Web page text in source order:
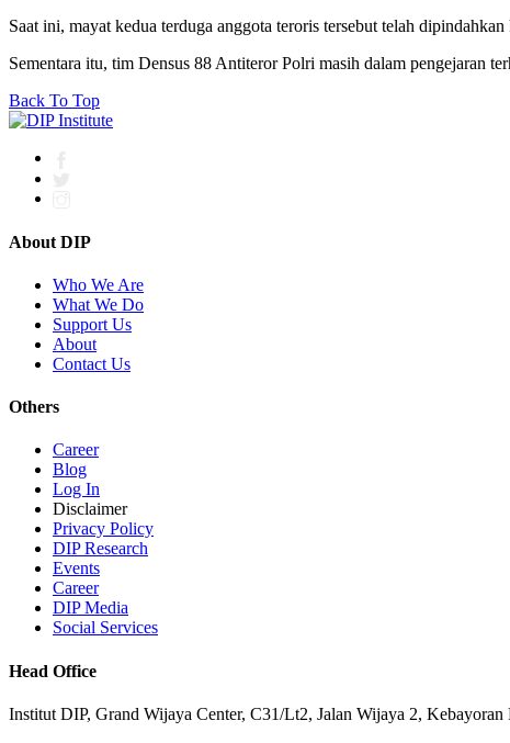
Saat ini, mayat kedua terduga anggota teroris tersebut telah
Sementara itu, tim Densus 88 Antiteror Polri masih dalam pengejaran
Back To Top
About DIP
Who We Are
What We Do
Support Us
About
Contact Us
Others
Career
Blog
Log In
Disclaimer
Privacy Policy
DIP Research
Events
Career
DIP Media
Social Services
Head Office
Institut DIP, Grand Wijaya Center, C31/Lt2, Jalan Wijaya 2, Kebayoran